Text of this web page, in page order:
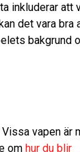
inkluderar att
det vara bra
bakgrund
vapen är
om hur du blir